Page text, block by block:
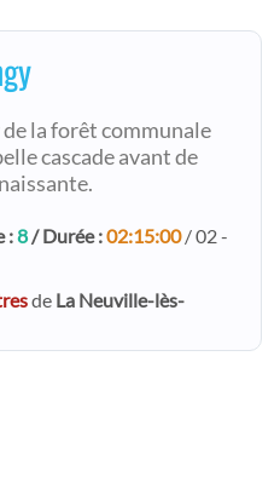
la forêt communale
cascade avant de
:8/ Durée :02:15:00/ 02 -
de La Neuville-lès-